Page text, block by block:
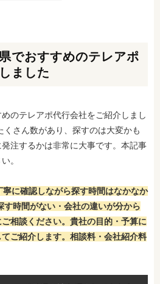
でおすすめのテレアポ
ました
のテレアポ代行会社をご紹介しまし
くさん数があり、探すのは大変かも
注するかは非常に大事です。本記事
。
に確認しながら探す時間はなかなか
す時間がない・会社の違いが分から
相談ください。 貴社の目的・予算に
ご紹介します。相談料・会社紹介料